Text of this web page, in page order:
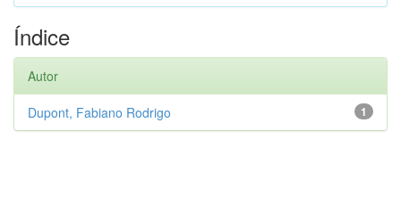
Índice
Autor
1
Dupont, Fabiano Rodrigo